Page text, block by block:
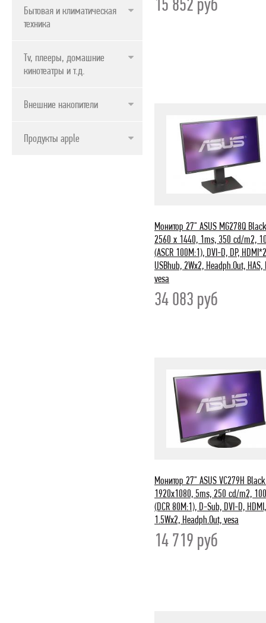
Бытовая и климатическая
техника
Tv, плееры, домашние
кинотеатры и т.д.
Внешние накопители
Продукты apple
15 852 руб
Монитор 27" ASUS MG278Q Black
2560 x 1440, 1ms, 350 cd/m2,
(ASCR 100M:1), DVI-D, DP,
USBhub, 2Wx2, Headph.Out, HAS,
vesa
34 083 руб
Монитор 27" ASUS VC279H
1920x1080, 5ms, 250 cd/m2,
(DCR 80M:1), D-Sub, DVI-D, HDMI,
1.5Wx2, Headph.Out, vesa
14 719 руб